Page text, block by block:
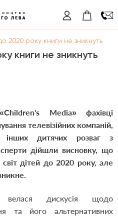
2020 року книги не зникнуть
книги не зникнуть
Media» фахівці
телевізійних компаній,
інших дитячих розваг з
дійшли висновку, що
дітей до 2020 року, але
велася дискусія щодо
та його альтернативних